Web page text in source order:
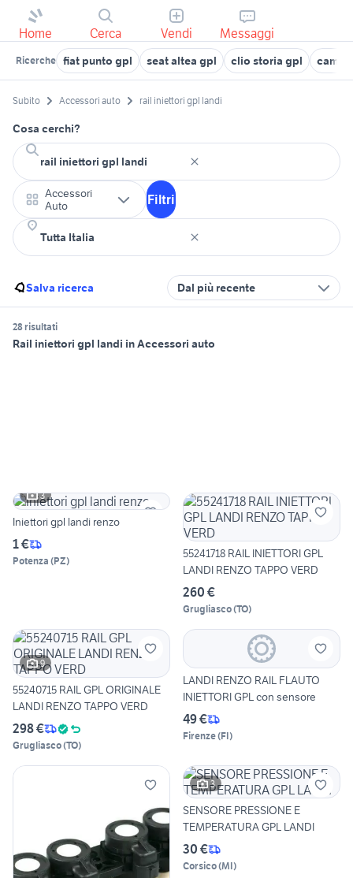
Home Cerca Vendi Messaggi
Ricerche fiat punto gpl seat altea gpl clio storia gpl
Subito Accessori auto rail iniettori gpl landi
Cosa cerchi?
Accessori
Auto
Filtri
Salva ricerca Dal più recente
28 risultati
Rail iniettori gpl landi in Accessori auto
3
Iniettori gpl landi renzo
1 €
Potenza (PZ)
55241718 RAIL INIETTORI GPL
LANDI RENZO TAPPO VERD
260 €
Grugliasco(TO)
9
55240715 RAIL GPL ORIGINALE
LANDI RENZO TAPPO VERD
298 €
Grugliasco(TO)
LANDI RENZO RAIL FLAUTO
INIETTORI GPL con sensore
49 €
Firenze(FI)
3
SENSORE PRESSIONE E
TEMPERATURA GPL LANDI
30 €
Corsico(MI)